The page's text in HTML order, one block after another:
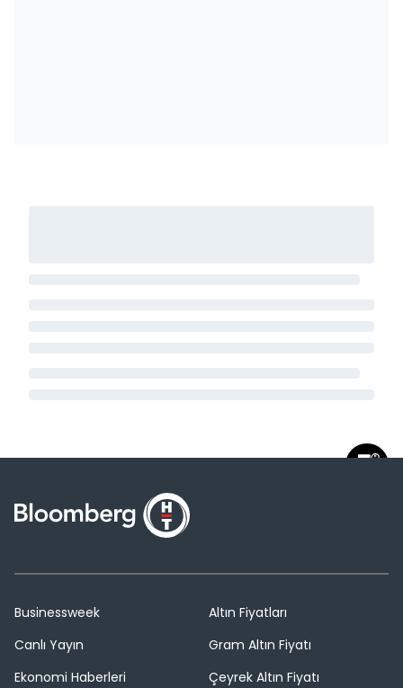
Businessweek
Canlı Yayın
Ekonomi Haberleri
Altın Fiyatları
Gram Altın Fiyatı
Çeyrek Altın Fiyatı